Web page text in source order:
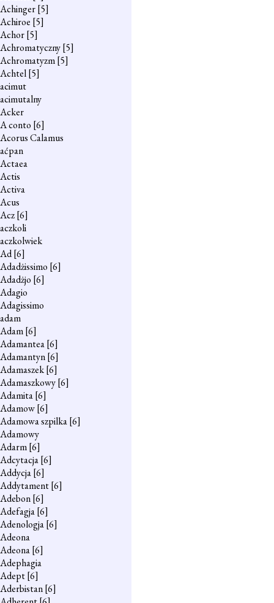
Achinger[5]
Achiroe [5]
Achor[5]
Achromatyczny[5]
Achromatyzm[5]
Achtel[5]
acimut
acimutalny
Acker
A conto [6]
Acorus Calamus
aćpan
Actaea
Actis
Activa
Acus
Acz[6]
aczkoli
aczkolwiek
Ad[6]
Adadżissimo [6]
Adadżjo [6]
Adagio
Adagissimo
adam
Adam[6]
Adamantea[6]
Adamantyn[6]
Adamaszek[6]
Adamaszkowy[6]
Adamita[6]
Adamow[6]
Adamowa szpilka[6]
Adamowy
Adarm[6]
Adcytacja[6]
Addycja[6]
Addytament[6]
Adebon[6]
Adefagja[6]
Adenologja[6]
Adeona
Adeona[6]
Adephagia
Adept[6]
Aderbistan[6]